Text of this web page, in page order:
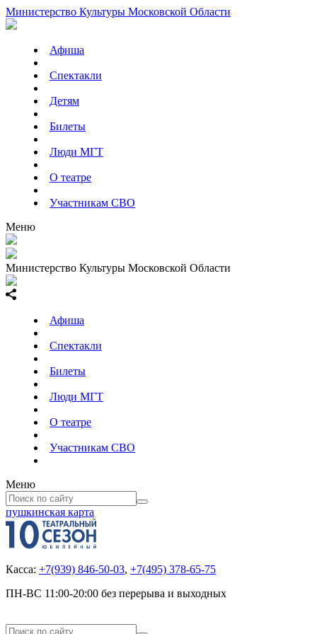
Министерство Культуры Московской Области
Афиша
Спектакли
Детям
Билеты
Люди МГТ
О театре
Участникам СВО
Меню
Министерство Культуры Московской Области
Афиша
Спектакли
Билеты
Люди МГТ
О театре
Участникам СВО
Меню
пушкинская карта
Касса: +7(939) 846-50-03, +7(495) 378-65-75
ПН-ВС 11:00-20:00 без перерыва и выходных